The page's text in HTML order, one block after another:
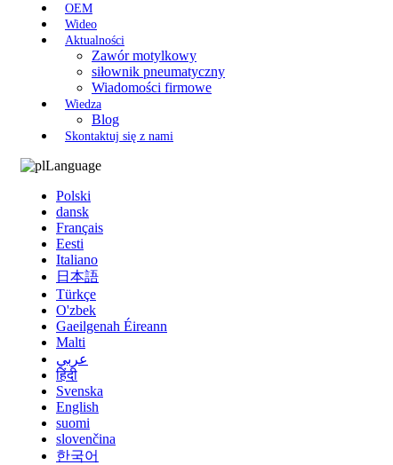
OEM
Wideo
Aktualności
Zawór motylkowy
siłownik pneumatyczny
Wiadomości firmowe
Wiedza
Blog
Skontaktuj się z nami
Language
Polski
dansk
Français
Eesti
Italiano
日本語
Türkçe
O'zbek
Gaeilgenah Éireann
Malti
عربي
हिंदी
Svenska
English
suomi
slovenčina
한국어